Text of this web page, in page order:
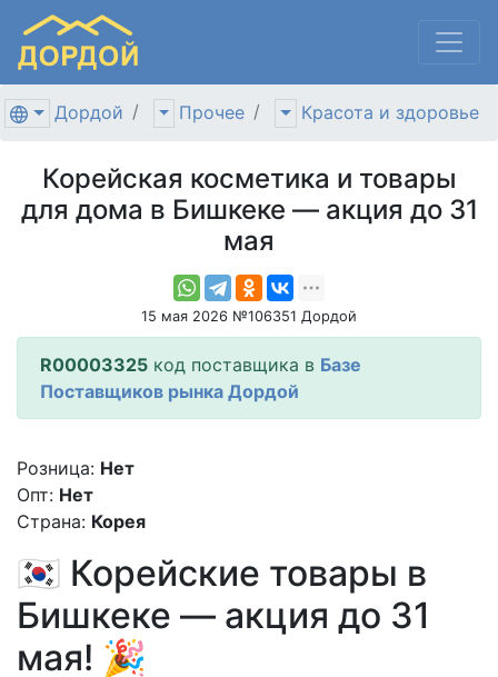
Дордой Прочее Красота и здоровье
Корейская косметика и товары
для дома в Бишкеке — акция до 31
мая
15 мая 2026 №106351 Дордой
R00003325 код поставщика в Базе
Поставщиков рынка Дордой
Розница: Нет
Опт: Нет
Страна: Корея
🇰🇷 Корейские товары в
Бишкеке — акция до 31
мая! 🎉